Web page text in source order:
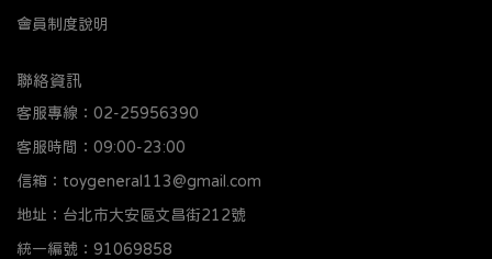
會員制度說明
聯絡資訊
客服專線：02-25956390
客服時間：09:00-23:00
信箱：toygeneral113@gmail.com
地址：台北市大安區文昌街212號
統一編號：91069858